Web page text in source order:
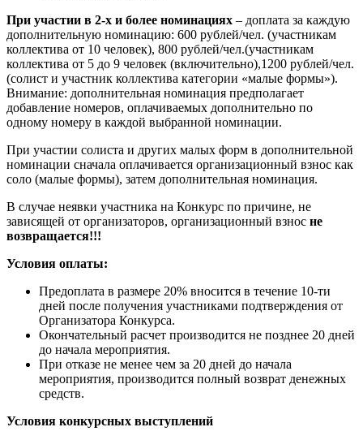
При участии в 2-х и более номинациях – доплата за каждую
дополнительную номинацию: 600 рублей/чел. (участникам
коллектива от 10 человек), 800 рублей/чел.(участникам
коллектива от 5 до 9 человек (включительно),1200 рублей/чел.
(солист и участник коллектива категории «малые формы»).
Внимание: дополнительная номинация предполагает
добавление номеров, оплачиваемых дополнительно по
одному номеру в каждой выбранной номинации.
При участии солиста и других малых форм в дополнительной
номинации сначала оплачивается организационный взнос как
соло (малые формы), затем дополнительная номинация.
В случае неявки участника на Конкурс по причине, не
зависящей от организаторов, организационный взнос не
возвращается!!!
Условия оплаты:
Предоплата в размере 20% вносится в течение 10-ти
дней после получения участниками подтверждения от
Организатора Конкурса.
Окончательный расчет производится не позднее 20 дней
до начала мероприятия.
При отказе не менее чем за 20 дней до начала
мероприятия, производится полный возврат денежных
средств.
Условия конкурсных выступлений